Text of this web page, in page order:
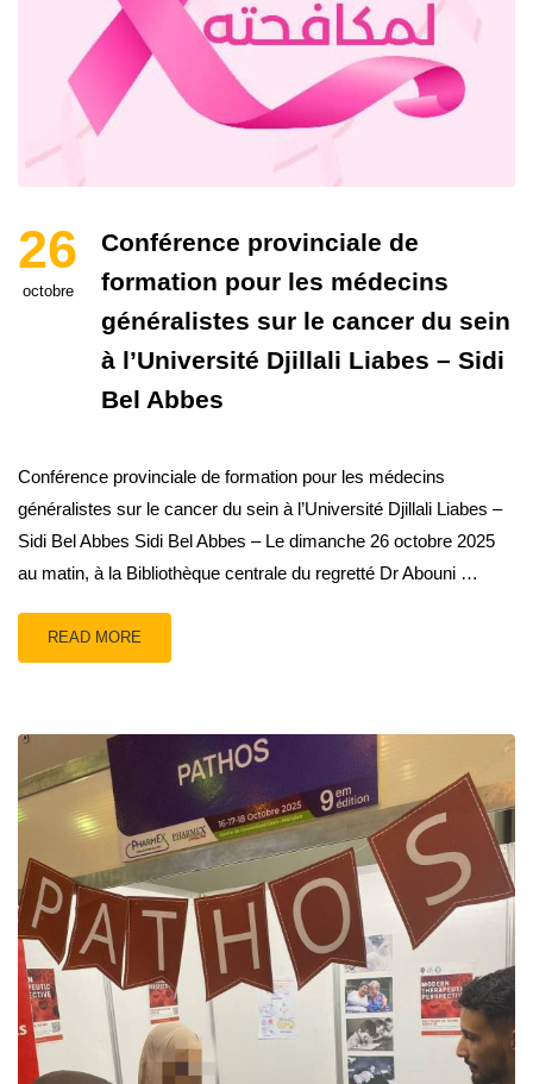
26
octobre
Conférence provinciale de
formation pour les médecins
généralistes sur le cancer du sein
à l’Université Djillali Liabes – Sidi
Bel Abbes
Conférence provinciale de formation pour les médecins
généralistes sur le cancer du sein à l’Université Djillali Liabes –
Sidi Bel Abbes Sidi Bel Abbes – Le dimanche 26 octobre 2025
au matin, à la Bibliothèque centrale du regretté Dr Abouni …
READ MORE